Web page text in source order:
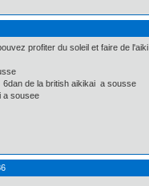
profiter du soleil et faire de l'aiki
de la british aikikai a sousse
a sousee